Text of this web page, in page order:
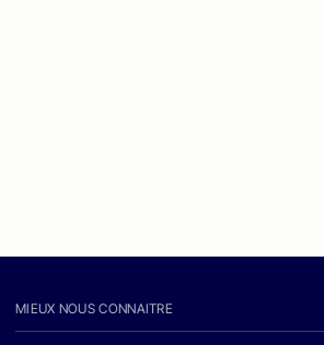
MIEUX NOUS CONNAITRE